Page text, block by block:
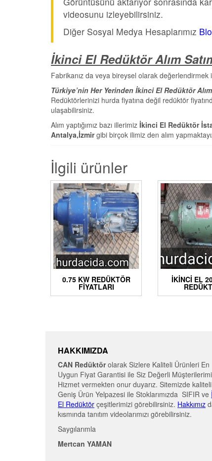
videosunu izleyebilirsiniz.
Diğer Sosyal Medya Hesaplarımız
İkinci El Redüktör Alım
Fabrikanız da veya bireysel olarak değerlendirmek
Türkiye’nin Her Yerinden İkinci El Redüktör Alım
Redüktörlerinizi hurda fiyatına değil redüktör
ulaşabilirsiniz.
Alım yaptığımız bazı illerimiz İkinci El Redüktör
Antalya,İzmirgibi birçok ilimiz den alım
İlgili ürünler
0.75 KW REDÜKTÖR
FIYATLARI
İKINCI EL
HAKKIMIZDA
CAN Redüktörolarak Sizlere Kaliteli Ürünleri En
Uygun Fiyat Garantisi ile Siz Değerli
Hizmet vermekten onur duyarız. Sitemizde
Geniş Ürün Yelpazesi ile Stoklarımızda SIFIR ve
El Redüktör çeşitlerimizi görebilirsiniz. Hakkımız
kısmında tanıtım videolarımızı görebilirsiniz.
Saygılarımla
Mertcan YAMAN